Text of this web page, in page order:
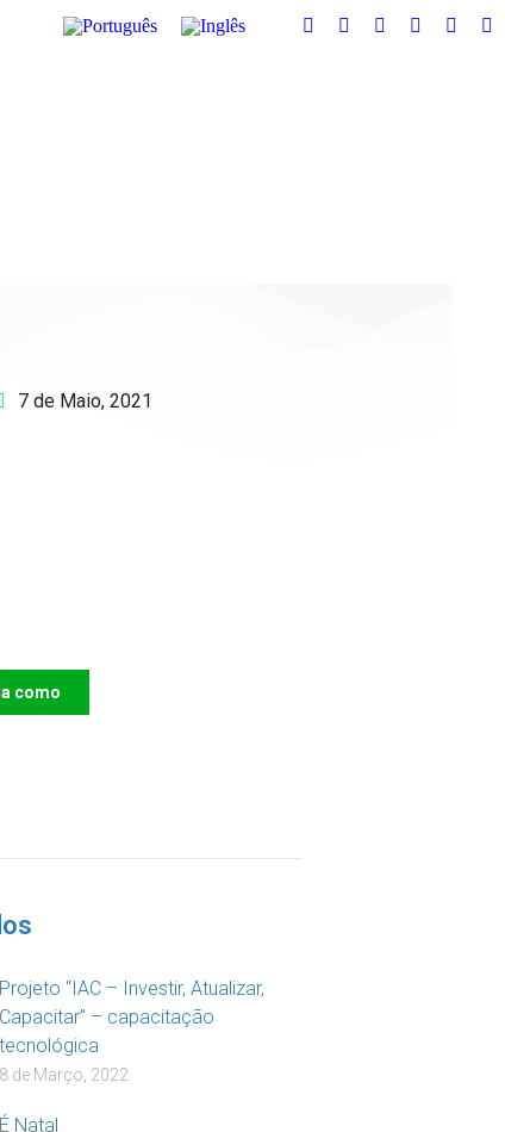
7 de Maio, 2021
como
Projeto “IAC – Investir, Atualizar,
Capacitar” – capacitação
tecnológica
8 de Março, 2022
É Natal